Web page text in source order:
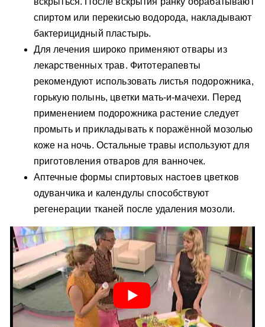
спиртом или перекисью водорода, накладывают
бактерицидный пластырь.
Для лечения широко применяют отвары из
лекарственных трав. Фитотерапевты
рекомендуют использовать листья подорожника,
горькую полынь, цветки мать-и-мачехи. Перед
применением подорожника растение следует
промыть и прикладывать к поражённой мозолью
коже на ночь. Остальные травы используют для
приготовления отваров для ванночек.
Аптечные формы спиртовых настоев цветков
одуванчика и календулы способствуют
регенерации тканей после удаления мозоли.